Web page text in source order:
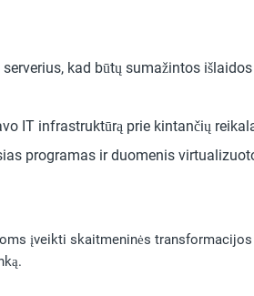
kad būtų sumažintos
IT infrastruktūrą prie kintančių
programas ir duomenis
įveikti skaitmeninės